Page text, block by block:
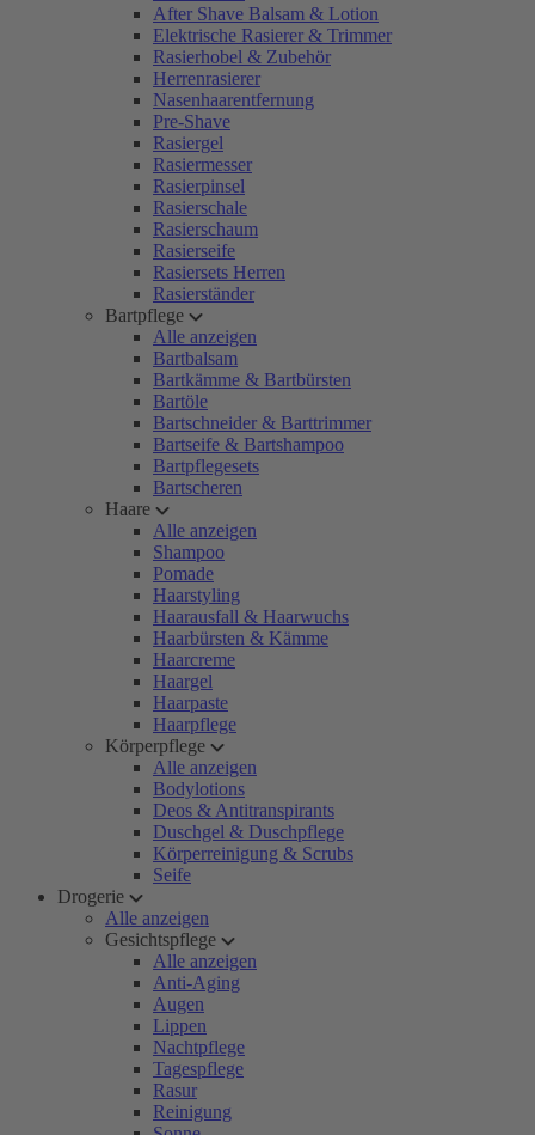
After Shave Balsam & Lotion
Elektrische Rasierer & Trimmer
Rasierhobel & Zubehör
Herrenrasierer
Nasenhaarentfernung
Pre-Shave
Rasiergel
Rasiermesser
Rasierpinsel
Rasierschale
Rasierschaum
Rasierseife
Rasiersets Herren
Rasierständer
Bartpflege
Alle anzeigen
Bartbalsam
Bartkämme & Bartbürsten
Bartöle
Bartschneider & Barttrimmer
Bartseife & Bartshampoo
Bartpflegesets
Bartscheren
Haare
Alle anzeigen
Shampoo
Pomade
Haarstyling
Haarausfall & Haarwuchs
Haarbürsten & Kämme
Haarcreme
Haargel
Haarpaste
Haarpflege
Körperpflege
Alle anzeigen
Bodylotions
Deos & Antitranspirants
Duschgel & Duschpflege
Körperreinigung & Scrubs
Seife
Drogerie
Alle anzeigen
Gesichtspflege
Alle anzeigen
Anti-Aging
Augen
Lippen
Nachtpflege
Tagespflege
Rasur
Reinigung